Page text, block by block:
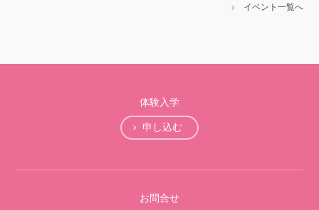
イベント一覧へ
体験入学
申し込む
お問合せ